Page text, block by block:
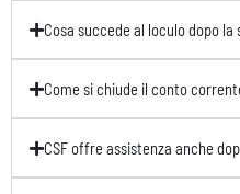
Cosa succede al loculo dopo
Come si chiude il conto
CSF offre assistenza anche